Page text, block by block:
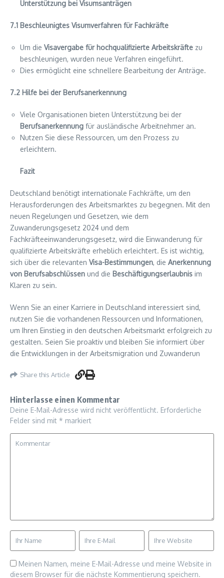
Unterstützung bei Visumsanträgen
7.1 Beschleunigtes Visumverfahren für Fachkräfte
Um die Visavergabe für hochqualifizierte Arbeitskräfte zu
beschleunigen, wurden neue Verfahren eingeführt.
Dies ermöglicht eine schnellere Bearbeitung der Anträge.
7.2 Hilfe bei der Berufsanerkennung
Viele Organisationen bieten Unterstützung bei der
Berufsanerkennung für ausländische Arbeitnehmer an.
Nutzen Sie diese Ressourcen, um den Prozess zu
erleichtern.
Fazit
Deutschland benötigt internationale Fachkräfte, um den
Herausforderungen des Arbeitsmarktes zu begegnen. Mit den
neuen Regelungen und Gesetzen, wie dem
Zuwanderungsgesetz 2024 und dem
Fachkräfteeinwanderungsgesetz, wird die Einwanderung für
qualifizierte Arbeitskräfte erheblich erleichtert. Es ist wichtig,
sich über die relevanten Visa-Bestimmungen, die Anerkennung
von Berufsabschlüssen und die Beschäftigungserlaubnis im
Klaren zu sein.
Wenn Sie an einer Karriere in Deutschland interessiert sind,
nutzen Sie die vorhandenen Ressourcen und Informationen,
um Ihren Einstieg in den deutschen Arbeitsmarkt erfolgreich zu
gestalten. Seien Sie proaktiv und bleiben Sie informiert über
die Entwicklungen in der Arbeitsmigration und Zuwanderun
Share this Article
Hinterlasse einen Kommentar
Deine E-Mail-Adresse wird nicht veröffentlicht. Erforderliche
Felder sind mit * markiert
Meinen Namen, meine E-Mail-Adresse und meine Website in
diesem Browser für die nächste Kommentierung speichern.